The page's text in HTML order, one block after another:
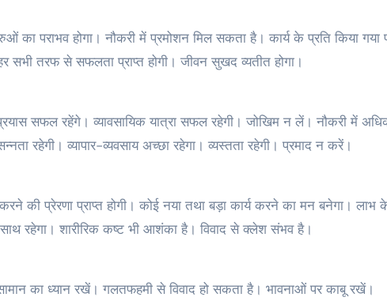
का पराभव होगा। नौकरी में प्रमोशन मिल सकता है। कार्य के प्रति किया गया
तरफ से सफलता प्राप्त होगी। जीवन सुखद व्यतीत होगा।
सफल रहेंगे। व्यावसायिक यात्रा सफल रहेगी। जोखिम न लें। नौकरी में
रहेगी। व्यापार-व्यवसाय अच्‍छा रहेगा। व्यस्तता रहेगी। प्रमाद न करें।
करने की प्रेरणा प्राप्त होगी। कोई नया तथा बड़ा कार्य करने का मन बनेगा। लाभ
रहेगा। शारीरिक कष्ट भी आशंका है। विवाद से क्लेश संभव है।
का ध्यान रखें। गलतफहमी से विवाद हो सकता है। भावनाओं पर काबू रखें।